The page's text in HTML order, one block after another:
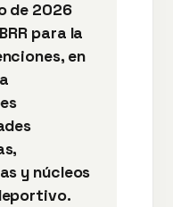
de 2026
para la
en
y núcleos